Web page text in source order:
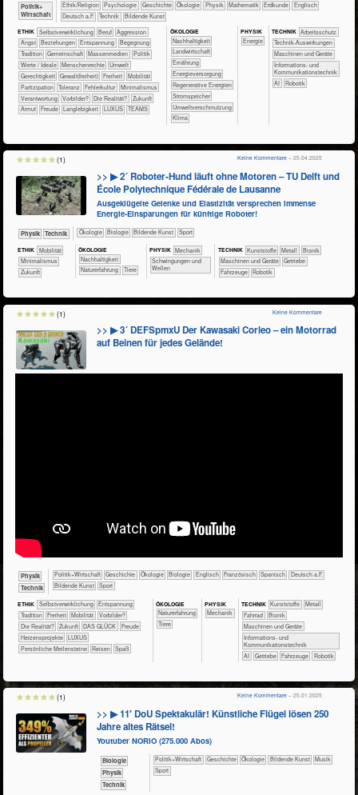
​​​​​​​​​Politik+​
Wirtschaft
​​​​​​​​​​Ethik/​Religion ​​​​​​​​​​Psychologie ​​​​​​​​Geschichte ​​​​​​​​Ökologie ​​​​​​​Physik ​​​​​​Mathematik ​​​​​Erdkunde
​​​​Englisch
​​​Deutsch a.F.
​Technik
Bildende Kunst
ETHIK ​​​​​​​​​​​​​​​​​​​​​​​​​​​​​​​​​​​​​​​​Selbst­verwirklichung ​​​​​​​​​​​​​​​Beruf
​​​​​​​​​​​​​Aggression
​​​​​​​​​​​​​Angst
​​​​​​​​​​​​​Beziehungen ​​​​​​​​​​​​​Entspannung
​​​​​​​​​​​​Begegnung
​​​​​​​​​​​Tradition
​​​​​​​​​​Gemeinschaft ​​​​​​​​​Massenmedien
​​​​​​​​​Politik
​​​​​​​​Werte / Ideale
​​​​​​​Menschenrechte
​​​​​Umwelt
​​​​Gerechtigkeit
​​​​Gewalt(freiheit) ​​​Freiheit
​​​Mobilität
​​​Partizipation
​​​Toleranz ​​Fehlerkultur
​​Minimalismus
​​Verantwortung
​​Vorbilder? ​Die Realität?
​Zukunft
Armut
Freude Langlebigkeit LUXUS TEAMS
ÖKO​LOGIE
​​​​​​​​​​​​​​​Nachhaltigkeit
​​​​​Landwirtschaft
​​​​Ernährung
​​​Energieversorgung
​​​Regenerative Energien
​​​Stromspeicher
​​Umweltverschmutzung
Klima
PHY​SIK
​​Energie
TECH​NIK ​​​​​​Arbeitsschutz
​​​​​​Technik-Auswirkungen
​​​​Maschinen und Geräte
​​​Informations- und
Kommunikationstechnik
​​AI
Robotik
>> ▶ 2´ Roboter-Hund läuft ohne Motoren – TU Delft und
École Polytechnique Fédérale de Lausanne
Ausgeklügelte Gelenke und Elastizität versprechen immense
Energie-Einsparungen für künftige Roboter!
​​​​​​Physik ​Technik ​​​​​​​​Ökologie ​​​​​​​Biologie Bildende Kunst Sport
ETHIK ​​​Mobilität
​​Minimalismus
​Zukunft
ÖKO​LOGIE
​​​​​​​​​​​​​​​Nachhaltigkeit
​​​​​​​​​​​​​Naturerfahrung
​​​​​​​​Tiere
PHY​SIK ​​​Mechanik
​Schwingungen und
Wellen
TECH​NIK ​​​​​​​​Kunststoffe ​​​​​​​​Metall
​​​​​​Bionik
​​​​Maschinen und Geräte
​​Getriebe
​Fahrzeuge
Robotik
Keine Kommentare – 25.04.2025
(1)
>> ▶ 3´ DEFSpmxU Der Kawasaki Corleo – ein Motorrad
auf Beinen für jedes Gelände!
​​​​​​Physik
​Technik
​​​​​​​​​Politik+​Wirtschaft ​​​​​​​​Geschichte ​​​​​​​​Ökologie ​​​​​​​Biologie ​​​​Englisch ​​​​Französisch ​​​​Spanisch
​​​Deutsch a.F.
Bildende Kunst
Sport
ETHIK ​​​​​​​​​​​​​​​​​​​​​​​​​​​​​​​​​​​​​​​​Selbst­verwirklichung
​​​​​​​​​​​​​Entspannung
​​​​​​​​​​​Tradition
​​​Freiheit ​​​Mobilität
​​Vorbilder?
​Die Realität?
​Zukunft DAS GLÜCK
Freude
Herzensprojekte
LUXUS
Persönliche Meilensteine
Reisen Spaß
ÖKO​LOGIE
​​​​​​​​​​​​​Naturerfahrung
​​​​​​​​Tiere
PHY​SIK
​​​Mechanik
TECH​NIK ​​​​​​​​Kunststoffe
​​​​​​​​Metall
​​​​​​​Fahrrad
​​​​​​Bionik
​​​​Maschinen und Geräte
​​​Informations- und
Kommunikationstechnik
​​AI
​​Getriebe ​Fahrzeuge Robotik
Keine Kommentare
(1)
>> ▶ 11′ DoU Spektakulär! Künstliche Flügel lösen 250
Jahre altes Rätsel!
Youtuber NORIO (275.000 Abos)
​​​​​​Biologie
​​​​​​Physik
​Technik
​​​​​​​​​Politik+​Wirtschaft ​​​​​​​​Geschichte ​​​​​​​​Ökologie Bildende Kunst
Musik
Sport
Keine Kommentare – 25.01.2025
(1)